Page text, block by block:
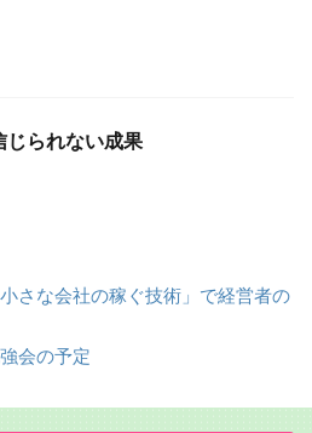
じられない成果
さな会社の稼ぐ技術」で経営者の
会の予定